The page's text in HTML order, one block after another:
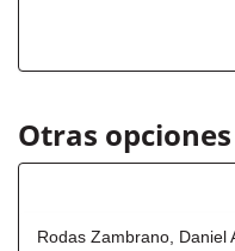
Otras
Rodas Zambrano, Daniel